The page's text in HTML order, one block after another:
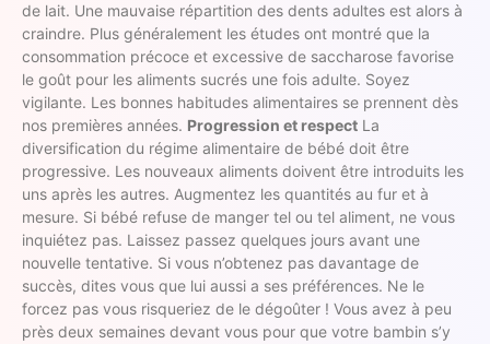
de lait. Une mauvaise répartition des dents adultes est alors à
craindre. Plus généralement les études ont montré que la
consommation précoce et excessive de saccharose favorise
le goût pour les aliments sucrés une fois adulte. Soyez
vigilante. Les bonnes habitudes alimentaires se prennent dès
nos premières années. Progression et respect La
diversification du régime alimentaire de bébé doit être
progressive. Les nouveaux aliments doivent être introduits les
uns après les autres. Augmentez les quantités au fur et à
mesure. Si bébé refuse de manger tel ou tel aliment, ne vous
inquiétez pas. Laissez passez quelques jours avant une
nouvelle tentative. Si vous n’obtenez pas davantage de
succès, dites vous que lui aussi a ses préférences. Ne le
forcez pas vous risqueriez de le dégoûter ! Vous avez à peu
près deux semaines devant vous pour que votre bambin s’y